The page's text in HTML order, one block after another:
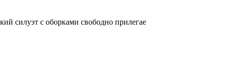
силуэт с оборками свободно прилегае